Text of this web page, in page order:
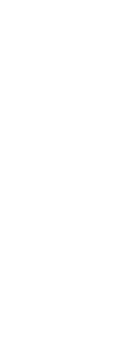
Sıralara Çıkın